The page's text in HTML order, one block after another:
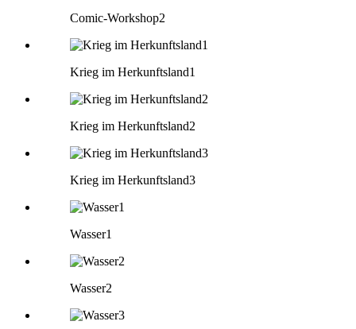
Comic-Workshop2
Krieg im Herkunftsland1
Krieg im Herkunftsland2
Krieg im Herkunftsland3
Wasser1
Wasser2